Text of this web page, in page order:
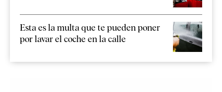
Esta es la multa que te pueden poner
por lavar el coche en la calle